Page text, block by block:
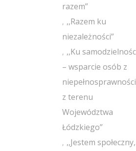
razem”
,,Razem ku
niezależności”
,,Ku
– wsparcie osób z
z terenu
Województwa
Łódzkiego”
,,Jestem społeczny,